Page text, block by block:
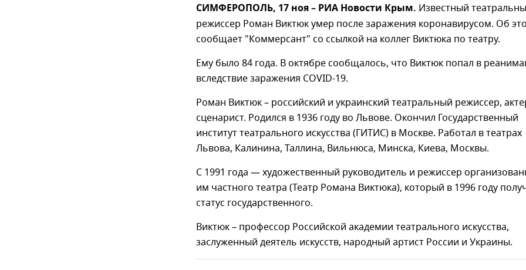
СИМФЕРОПОЛЬ, 17 ноя – РИА Новости Крым. Известный
режиссер Роман Виктюк умер после заражения коронавирусом. Об
сообщает "Коммерсант" со ссылкой на коллег Виктюка по театру.
Ему было 84 года. В октябре сообщалось, что Виктюк попал в
вследствие заражения COVID-19.
Роман Виктюк – российский и украинский театральный режиссер,
сценарист. Родился в 1936 году во Львове. Окончил Государственный
институт театрального искусства (ГИТИС) в Москве. Работал в театрах
Львова, Калинина, Таллина, Вильнюса, Минска, Киева, Москвы.
С 1991 года — художественный руководитель и режиссер
им частного театра (Театр Романа Виктюка), который в 1996 году
статус государственного.
Виктюк – профессор Российской академии театрального искусства,
заслуженный деятель искусств, народный артист России и Украины.